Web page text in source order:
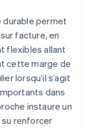
durable permet
facture, en
flexibles allant
cette marge de
lorsqu’il s’agit
dans
instaure un
su renforcer